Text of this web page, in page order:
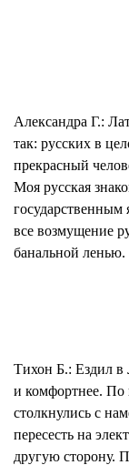
Александра Г.:
так: русских в
прекрасный
Моя русская
все возмущение
банальной ленью.
Тихон Б.: Ездил в
и комфортнее. По
столкнулись с
пересесть на
другую сторону.